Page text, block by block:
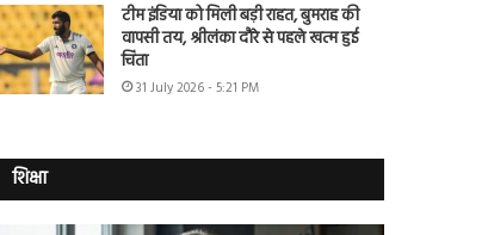
टीम इंडिया को मिली बड़ी राहत, बुमराह की
वापसी तय, श्रीलंका दौरे से पहले खत्म हुई
चिंता
31 July 2026 - 5:21 PM
शिक्षा